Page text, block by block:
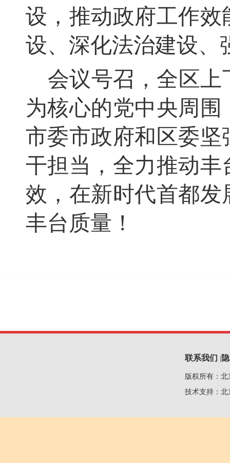
设，推动政府工作
设、深化法治建设、
会议号召，全区
为核心的党中央周
市委市政府和区委
干担当，全力推动
效，在新时代首都
丰台质量！